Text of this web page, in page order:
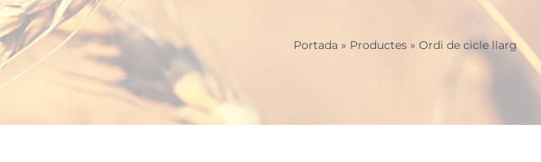
Portada » Productes » Ordi de cicle llarg